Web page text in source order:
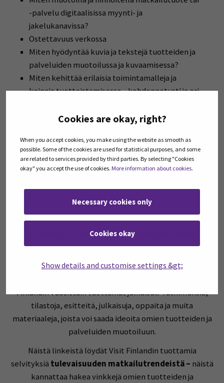
Cookies are okay, right?
When you accept cookies, you make using the website as smooth as
possible. Some of the cookies are used for statistical purposes, and some
are related to services provided by third parties. By selecting "Cookies
okay" you accept the use of cookies. More information about cookies.
Necessary cookies only
Cookies okay
Show details and customise settings &gt;
-palvelu digitaalisissa myynti- ja
jakelukanavissa?
Ostettavuus verkossa
Miten hyödyntää kuvia ja tekstejä tuotteiden ja
palveluiden muotoilussa ja kuvaamisessa?
Miten kehittää erilaisia toimintamalleja ja
keinoja tuotteistamisessa – kohdennetusti ja eri
Matkailualan yleinen hinnoittelu- ja
matkapakettilaki.
Koulutuksen tallenne ja koulutusmateriaalit
Tuotteistamisesta ja mm. palvelumuotoilusta
löytyy verkosta runsaasti luettavaa, näkökulmasta
riippuen. Tietoa kannattaa etsiä ja hyödyntää
Finlandin vuosittain tuottamat julkaisut: Tutkimuksia,
tilastoja, esitteitä, julkaisuja, oppaita ja muita
materiaaleja, joista voi saada ideoita omien tuotteiden ja
palveluiden muotoiluun.
Näistä linkeistä löydät Visit Finlandin tuottamia
selvityksiä tulevaisuuden matkailutrendeistä – näistä
kannattaa hakea vinkkejä omien tuotteiden ja